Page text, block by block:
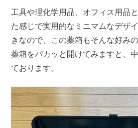
工具や理化学用品、オフィス用品
た感じで実用的なミニマムなデザ
きなので、この薬箱もそんな好み
薬箱をパカッと開けてみますと、
ております。